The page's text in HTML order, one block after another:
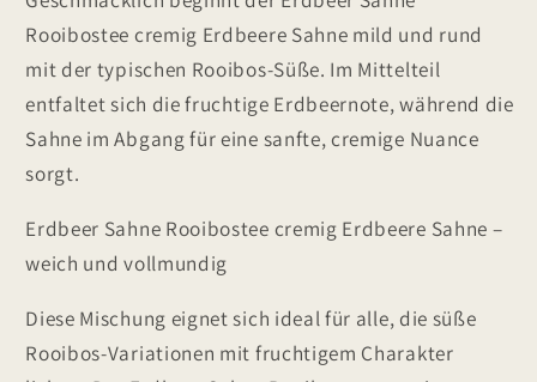
Rooibostee cremig Erdbeere Sahne mild und rund
mit der typischen Rooibos-Süße. Im Mittelteil
entfaltet sich die fruchtige Erdbeernote, während die
Sahne im Abgang für eine sanfte, cremige Nuance
sorgt.
Erdbeer Sahne Rooibostee cremig Erdbeere Sahne –
weich und vollmundig
Diese Mischung eignet sich ideal für alle, die süße
Rooibos-Variationen mit fruchtigem Charakter